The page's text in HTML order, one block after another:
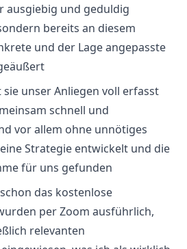
ausgiebig und geduldig
bereits an diesem
und der Lage angepasste
unser Anliegen voll erfasst
schnell und
vor allem ohne unnötiges
Strategie entwickelt und die
für uns gefunden
das kostenlose
per Zoom ausführlich,
relevanten